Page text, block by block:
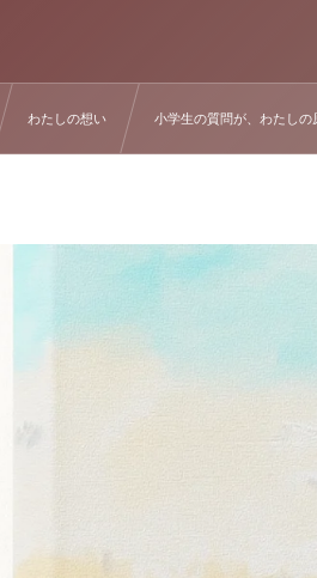
わたしの想い 小学生の質問が、わたしの